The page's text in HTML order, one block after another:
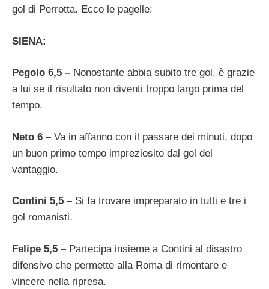
gol di Perrotta. Ecco le pagelle:
SIENA:
Pegolo 6,5 – Nonostante abbia subito tre gol, è grazie
a lui se il risultato non diventi troppo largo prima del
tempo.
Neto 6 – Va in affanno con il passare dei minuti, dopo
un buon primo tempo impreziosito dal gol del
vantaggio.
Contini 5,5 – Si fa trovare impreparato in tutti e tre i
gol romanisti.
Felipe 5,5 – Partecipa insieme a Contini al disastro
difensivo che permette alla Roma di rimontare e
vincere nella ripresa.